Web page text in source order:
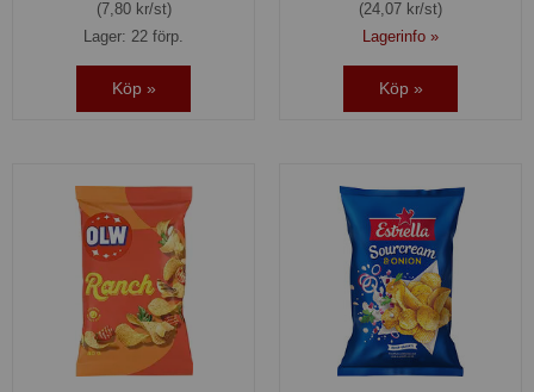
(7,80 kr/st)
Lager: 22 förp.
Köp »
(24,07 kr/st)
Lagerinfo »
Köp »